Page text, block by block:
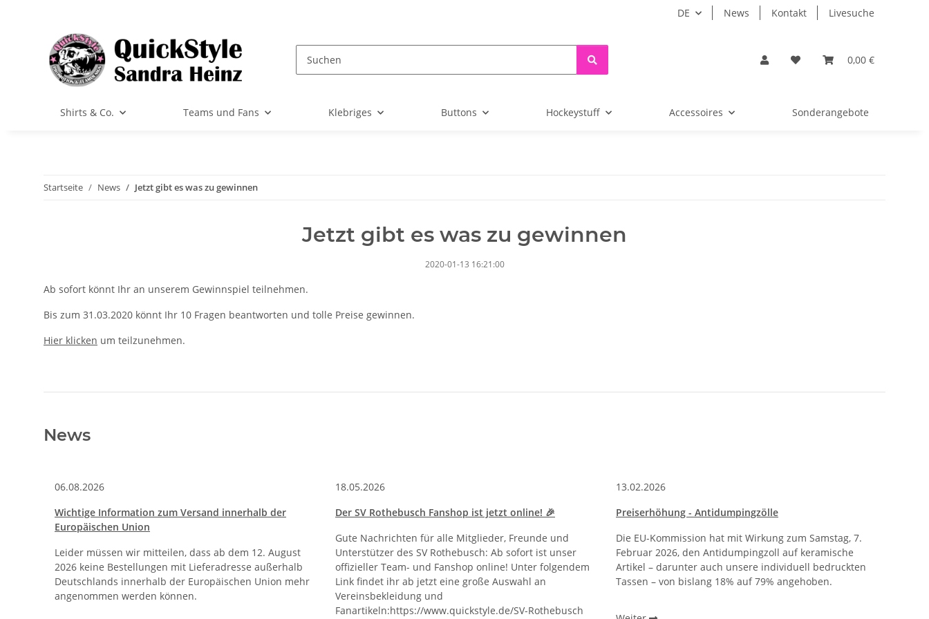
DE News Kontakt Livesuche
0,00 €
Shirts & Co. Teams und Fans Klebriges Buttons Hockeystuff Accessoires Sonderangebote
Startseite News Jetzt gibt es was zu gewinnen
Jetzt gibt es was zu gewinnen
2020-01-13 16:21:00
Ab sofort könnt Ihr an unserem Gewinnspiel teilnehmen.
Bis zum 31.03.2020 könnt Ihr 10 Fragen beantworten und tolle Preise gewinnen.
Hier klicken um teilzunehmen.
News
06.08.2026
Wichtige Information zum Versand innerhalb der
Europäischen Union
Leider müssen wir mitteilen, dass ab dem 12. August
2026 keine Bestellungen mit Lieferadresse außerhalb
Deutschlands innerhalb der Europäischen Union mehr
angenommen werden können.
18.05.2026
Der SV Rothebusch Fanshop ist jetzt online! 🎉
Gute Nachrichten für alle Mitglieder, Freunde und
Unterstützer des SV Rothebusch: Ab sofort ist unser
offizieller Team- und Fanshop online! Unter folgendem
Link findet ihr ab jetzt eine große Auswahl an
Vereinsbekleidung und
Fanartikeln:https://www.quickstyle.de/SV-Rothebusch
13.02.2026
Preiserhöhung - Antidumpingzölle
Die EU-Kommission hat mit Wirkung zum Samstag, 7.
Februar 2026, den Antidumpingzoll auf keramische
Artikel – darunter auch unsere individuell bedruckten
Tassen – von bislang 18% auf 79% angehoben.